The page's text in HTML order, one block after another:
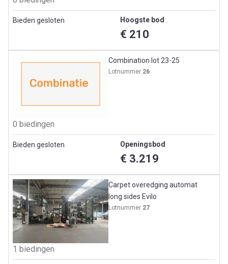
Bieden gesloten Hoogste bod
€ 210
Combination lot 23-25
Lotnummer 26
0 biedingen
Bieden gesloten Openingsbod
€ 3.219
Carpet overedging automat
long sides Evilo
Lotnummer 27
1 biedingen